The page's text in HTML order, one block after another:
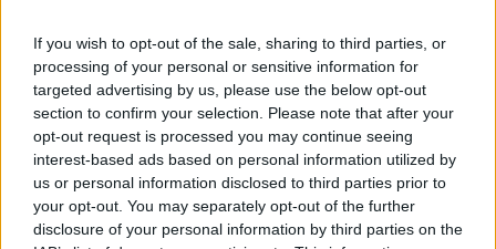
If you wish to opt-out of the sale, sharing to third parties, or
processing of your personal or sensitive information for
targeted advertising by us, please use the below opt-out
section to confirm your selection. Please note that after your
opt-out request is processed you may continue seeing
interest-based ads based on personal information utilized by
us or personal information disclosed to third parties prior to
your opt-out. You may separately opt-out of the further
disclosure of your personal information by third parties on the
“Si tratta di un intervento che punta alla realizzazione di una nuova
struttura scolastica specializzata in un territorio fortemente vocato
all’agricoltura. Sarà un polo di eccellenza per la formazione
superiore dei ragazzi in un settore che ha una crescente domanda
di manodopera specializzata da svilupparsi in forte sinergia con le
aziende del territorio del sud della provincia. Ma sarà anche un
luogo per la formazione del personale già avviato al lavoro con
l’obiettivo di una migliore professionalizzazione e la possibilità di